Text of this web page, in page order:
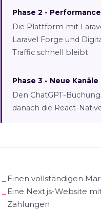
Phase 2 - Performance
Die Plattform mit
Laravel Forge und
Traffic schnell bleibt.
Phase 3 - Neue Kanäle
Den ChatGPT-
danach die React-
Einen vollständigen
Eine Next.js-Website
Zahlungen